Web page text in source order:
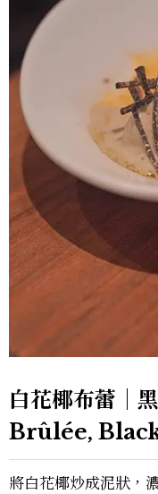
白花椰布蕾
Brûlée,
將白花椰炒成泥狀，